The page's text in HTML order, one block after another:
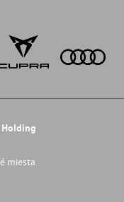
Holding
miesta